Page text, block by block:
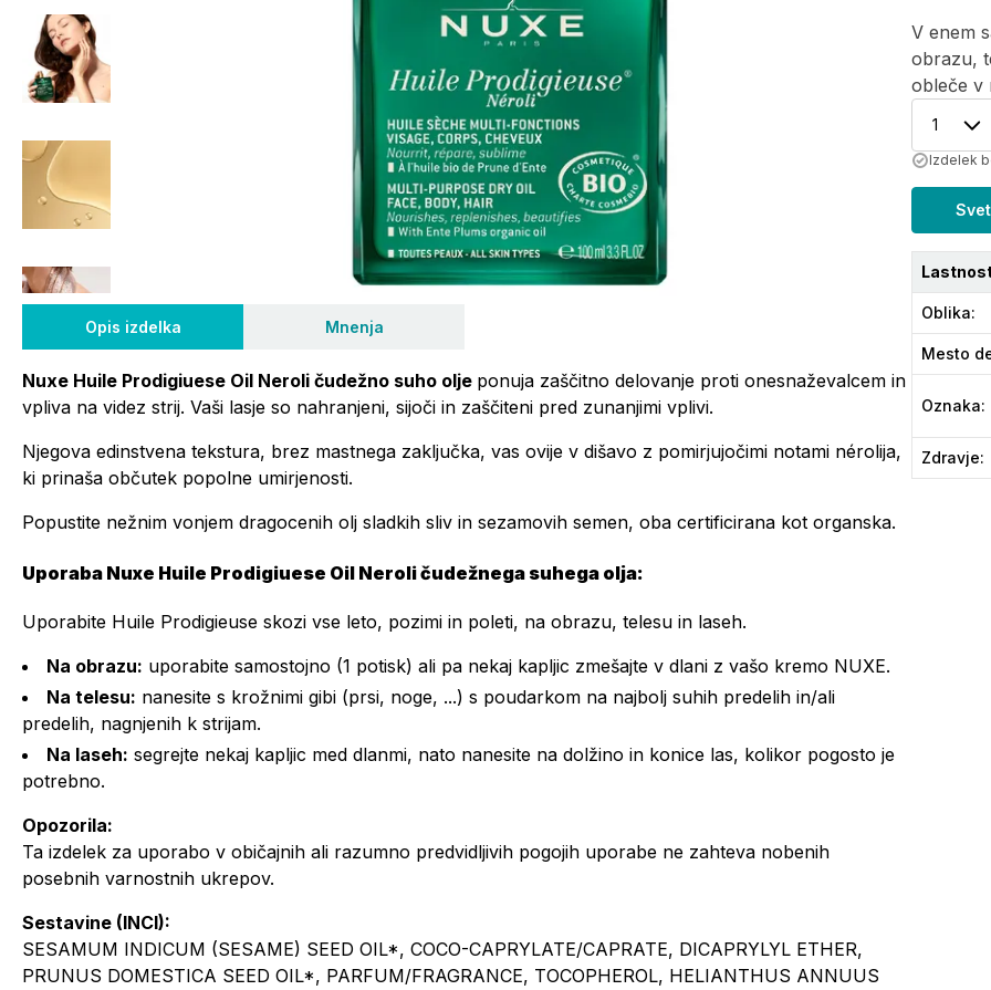
Opis izdelka Mnenja
Nuxe Huile Prodigiuese Oil Neroli čudežno suho olje ponuja zaščitno delovanje proti onesnaževalcem in
vpliva na videz strij. Vaši lasje so nahranjeni, sijoči in zaščiteni pred zunanjimi vplivi.
Njegova edinstvena tekstura, brez mastnega zaključka, vas ovije v dišavo z pomirjujočimi notami nérolija,
ki prinaša občutek popolne umirjenosti.
Popustite nežnim vonjem dragocenih olj sladkih sliv in sezamovih semen, oba certificirana kot organska.
Uporaba Nuxe Huile Prodigiuese Oil Neroli čudežnega suhega olja:
Uporabite Huile Prodigieuse skozi vse leto, pozimi in poleti, na obrazu, telesu in laseh.
Na obrazu: uporabite samostojno (1 potisk) ali pa nekaj kapljic zmešajte v dlani z vašo kremo NUXE.
Na telesu: nanesite s krožnimi gibi (prsi, noge, ...) s poudarkom na najbolj suhih predelih in/ali
predelih, nagnjenih k strijam.
Na laseh: segrejte nekaj kapljic med dlanmi, nato nanesite na dolžino in konice las, kolikor pogosto je
potrebno.
Opozorila:
Ta izdelek za uporabo v običajnih ali razumno predvidljivih pogojih uporabe ne zahteva nobenih
posebnih varnostnih ukrepov.
Sestavine (INCI):
SESAMUM INDICUM (SESAME) SEED OIL*, COCO-CAPRYLATE/CAPRATE, DICAPRYLYL ETHER,
PRUNUS DOMESTICA SEED OIL*, PARFUM/FRAGRANCE, TOCOPHEROL, HELIANTHUS ANNUUS
V enem
obrazu,
obleče v
1
Izdelek
Oblika:
Mesto
Oznaka:
Zdravje: